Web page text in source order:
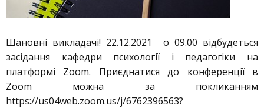
Шановні викладачі! 22.12.2021 о 09.00 відбудеться
засідання кафедри психології і педагогіки на
платформі Zoom. Приєднатися до конференції в
Zoom можна за покликанням
https://us04web.zoom.us/j/6762396563?